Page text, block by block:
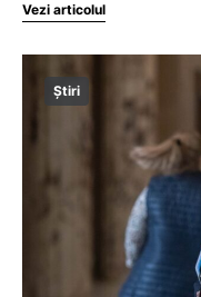
Vezi articolul
Știri